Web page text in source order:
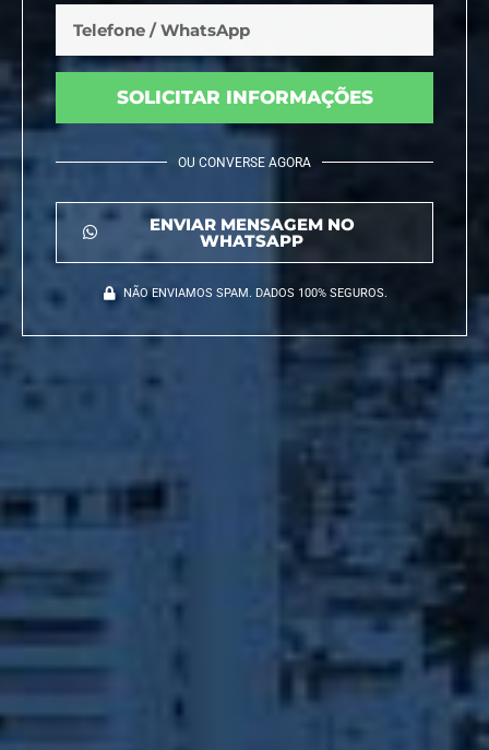
SOLICITAR INFORMAÇÕES
OU CONVERSE AGORA
ENVIAR MENSAGEM NO
WHATSAPP
NÃO ENVIAMOS SPAM. DADOS 100% SEGUROS.